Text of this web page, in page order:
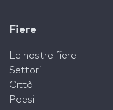
Fiere
Le nostre fiere
Settori
Città
Paesi